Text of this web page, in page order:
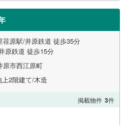
荏原駅/井原鉄道 徒歩35分
原鉄道 徒歩15分
原市西江原町
2階建て/木造
掲載物件 3件